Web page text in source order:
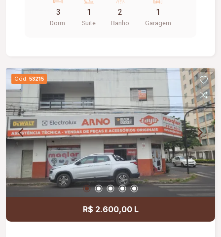
de garagem. Condomínio possui: área de
churrasqueira, área de lazer com quadra, parque
infantil e portaria 24 horas.
3
Dorm.
1
Suite
2
Banho
1
Garagem
Cód. 53215
R$ 2.600,00 L